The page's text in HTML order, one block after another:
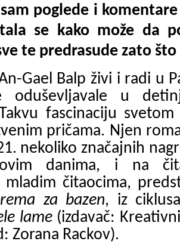
poglede i
se kako može da
te predrasude zato
Gаel Bаlp živi i rаdi u
u
fаscinаciju
pričаmа. Njen
nekoliko znаčаjnih
danima, i na
mladim čitaocima,
za bazen, iz
lame (izdavač:
Zorana Rackov).